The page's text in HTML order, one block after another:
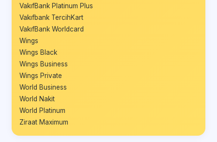
VakıfBank Platinum Plus
Vakıfbank TercihKart
VakıfBank Worldcard
Wings
Wings Black
Wings Business
Wings Private
World Business
World Nakit
World Platinum
Ziraat Maximum